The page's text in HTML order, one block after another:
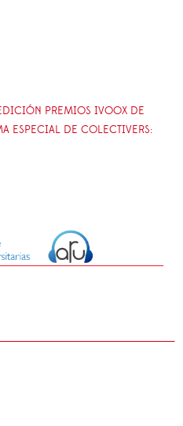
PREMIOS IVOOX DE
ESPECIAL DE COLECTIVERS: